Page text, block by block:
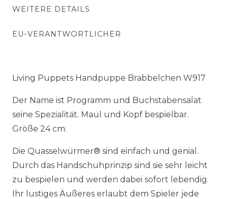
WEITERE DETAILS
EU-VERANTWORTLICHER
Living Puppets Handpuppe Brabbelchen W917
Der Name ist Programm und Buchstabensalat
seine Spezialität. Maul und Kopf bespielbar.
Größe 24 cm.
Die Quasselwürmer® sind einfach und genial.
Durch das Handschuhprinzip sind sie sehr leicht
zu bespielen und werden dabei sofort lebendig.
Ihr lustiges Äußeres erlaubt dem Spieler jede